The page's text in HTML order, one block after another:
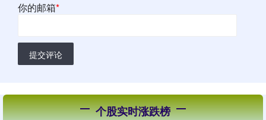
你的邮箱*
提交评论
个股实时涨跌榜